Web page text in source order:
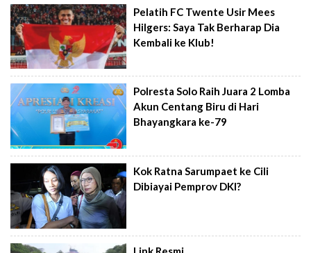
Pelatih FC Twente Usir Mees
Hilgers: Saya Tak Berharap Dia
Kembali ke Klub!
Polresta Solo Raih Juara 2 Lomba
Akun Centang Biru di Hari
Bhayangkara ke-79
Kok Ratna Sarumpaet ke Cili
Dibiayai Pemprov DKI?